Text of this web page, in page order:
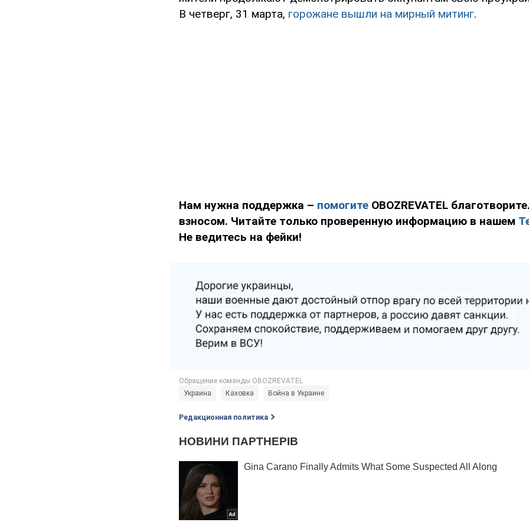
В четверг, 31 марта, горожане вышли на мирный митинг.
Нам нужна поддержка – помогите OBOZREVATEL
взносом. Читайте только проверенную информацию в нашем
Не ведитесь на фейки!
Украина Каховка Война в Украине
Редакционная политика